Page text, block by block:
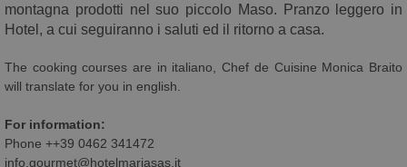
montagna prodotti nel suo piccolo Maso. Pranzo leggero in
Hotel, a cui seguiranno i saluti ed il ritorno a casa.
The cooking courses are in italiano, Chef de Cuisine Monica Braito
will translate for you in english.
For information:
Phone ++39 0462 341472
info.gourmet@hotelmariasas.it